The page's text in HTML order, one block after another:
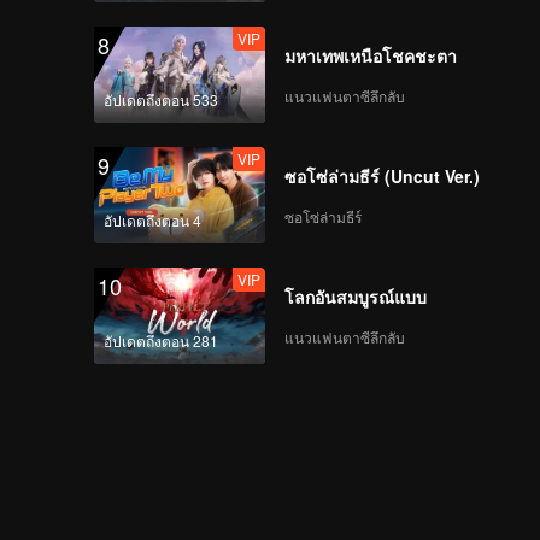
SHEN | Focus Cam ส
เตจแรก CHUANG ASIA
LYU | Focus Cam สเตจ
แรก CHUANG ASIA S2
THI-O | Focus Cam ส
เตจแรก CHUANG ASIA
8
อัปเดตถึงตอน 533
VIP
มหาเทพเหนือโชคชะตา
แนวแฟนตาซีลึกลับ
9
อัปเดตถึงตอน 4
VIP
ซอโซ่ล่ามธีร์ (Uncut Ver.)
ซอโซ่ล่ามธีร์
10
อัปเดตถึงตอน 281
VIP
โลกอันสมบูรณ์แบบ
แนวแฟนตาซีลึกลับ